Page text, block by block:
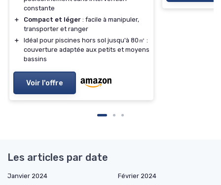
constante
＋
Compact et léger : facile à manipuler,
transporter et ranger
＋
Idéal pour piscines hors sol jusqu'à 80㎡ :
couverture adaptée aux petits et moyens
bassins
Voir l'offre
Les articles par date
Janvier 2024
Février 2024